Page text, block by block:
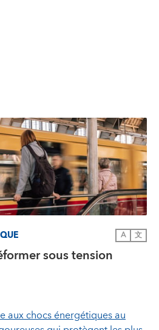
A 文
sous tension
aux chocs énergétiques au